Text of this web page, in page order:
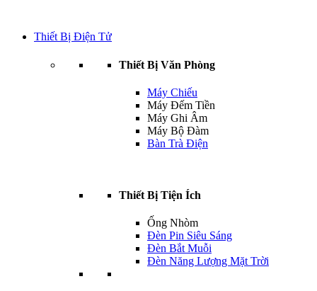
Thiết Bị Điện Tử
Thiết Bị Văn Phòng
Máy Chiếu
Máy Đếm Tiền
Máy Ghi Âm
Máy Bộ Đàm
Bàn Trà Điện
Thiết Bị Tiện Ích
Ống Nhòm
Đèn Pin Siêu Sáng
Đèn Bắt Muỗi
Đèn Năng Lượng Mặt Trời